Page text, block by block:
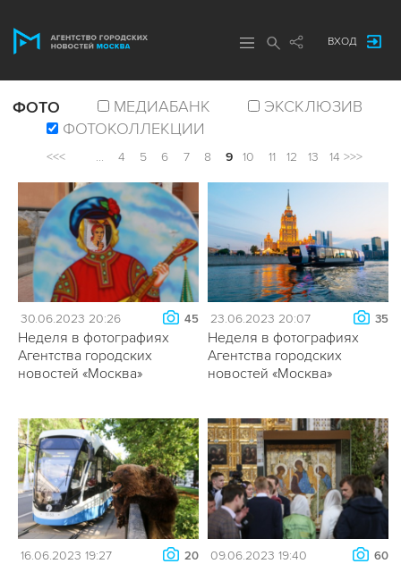
ВХОД
ФОТО МЕДИАБАНК
ЭКСКЛЮЗИВ
ФОТОКОЛЛЕКЦИИ
<<< ... 4 5 6 7 8 9 10 11 12 13 14 >>>
30.06.2023 20:26 45
Неделя в фотографиях
Агентства городских
новостей «Москва»
23.06.2023 20:07 35
Неделя в фотографиях
Агентства городских
новостей «Москва»
16.06.2023 19:27 20 09.06.2023 19:40 60